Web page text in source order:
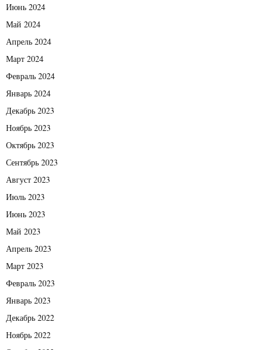
Июнь 2024
Май 2024
Апрель 2024
Март 2024
Февраль 2024
Январь 2024
Декабрь 2023
Ноябрь 2023
Октябрь 2023
Сентябрь 2023
Август 2023
Июль 2023
Июнь 2023
Май 2023
Апрель 2023
Март 2023
Февраль 2023
Январь 2023
Декабрь 2022
Ноябрь 2022